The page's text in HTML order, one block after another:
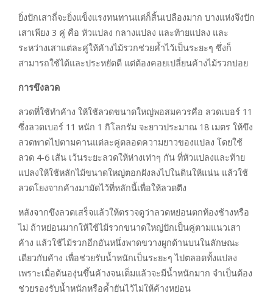
ยิ่งปักเสาถี่จะยิ่งแข็งแรงทนทานแต่ก็สิ้นเปลืองมาก บางแห่งจึงปัก
เสาเพียง 3 คู่ คือ หัวแปลง กลางแปลง และท้ายแปลง และ
ระหว่างเสาแต่ละคู่ให้ค้างไม้รวกช่วยค้ำไว้เป็นระยะๆ ซึ่งก็
สามารถใช้ได้และประหยัดดี แต่ต้องคอยเปลี่ยนค้างไม้รวกบ่อย
การขึงลวด
ลวดที่ใช้ทำค้าง ให้ใช้ลวดขนาดใหญ่พอสมควรคือ ลวดเบอร์ 11
ซึ่งลวดเบอร์ 11 หนัก 1 กิโลกรัม จะยาวประมาณ 18 เมตร ให้ขึง
ลวดพาดไปตามคานแต่ละคู่ตลอดความยาวของแปลง โดยใช้
ลวด 4-6 เส้น เว้นระยะลวดให้ห่างเท่าๆ กัน ที่หัวแปลงและท้าย
แปลงให้ใช้หลักไม้ขนาดใหญ่ตอกฝังลงไปในดินให้แน่น แล้วใช้
ลวดโยงจากค้างมามัดไว้ที่หลักนี้เพื่อให้ลวดตึง
หลังจากขึงลวดเสร็จแล้วให้ตรวจดูว่าลวดหย่อนตกท้องช้างหรือ
ไม่ ถ้าหย่อนมากให้ใช้ไม้รวกขนาดใหญ่ปักเป็นคู่ตามแนวเสา
ค้าง แล้วใช้ไม้รวกอีกอันหนึ่งพาดขวางผูกด้านบนในลักษณะ
เดียวกับค้าง เพื่อช่วยรับน้ำหนักเป็นระยะๆ ไปตลอดทั้งแปลง
เพราะเมื่อต้นองุ่นขึ้นค้างจนเต็มแล้วจะมีน้ำหนักมาก จำเป็นต้อง
ช่วยรองรับน้ำหนักหรือค้ำยันไว้ไม่ให้ค้างหย่อน